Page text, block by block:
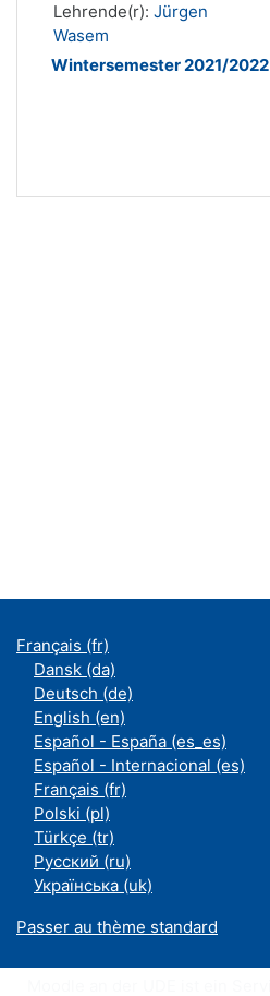
Lehrende(r): Jürgen
Wasem
Wintersemester 2021/2022
Français ‎(fr)‎
Dansk ‎(da)‎
Deutsch ‎(de)‎
English ‎(en)‎
Español - España ‎(es_es)‎
Español - Internacional ‎(es)‎
Français ‎(fr)‎
Polski ‎(pl)‎
Türkçe ‎(tr)‎
Русский ‎(ru)‎
Українська ‎(uk)‎
Passer au thème standard